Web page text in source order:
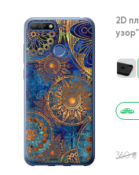
2D
узор"
360 ₴